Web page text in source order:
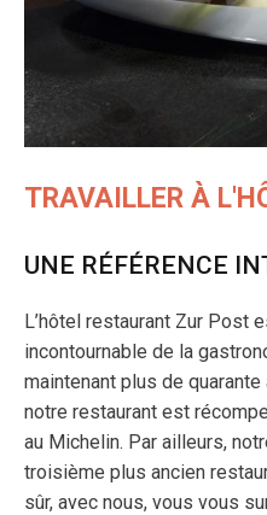
TRAVAILLER À
UNE RÉFÉRENCE
L’hôtel restaurant Zur Post
incontournable de la
maintenant plus de
notre restaurant est
au Michelin. Par ailleurs,
troisième plus ancien
sûr, avec nous, vous vous